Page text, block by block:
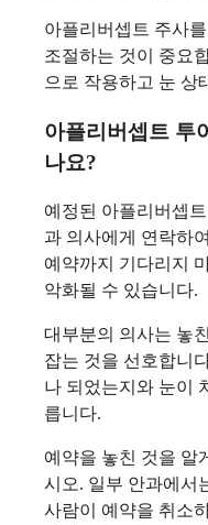
아플리버셉트 주사
조절하는 것이 중요
으로 작용하고 눈 상
아플리버셉트 투
나요?
예정된 아플리버셉
과 의사에게 연락하
예약까지 기다리지
악화될 수 있습니다.
대부분의 의사는 놓
잡는 것을 선호합니
나 되었는지와 눈이
릅니다.
예약을 놓친 것을 알
시오. 일부 안과에서
사람이 예약을 취소